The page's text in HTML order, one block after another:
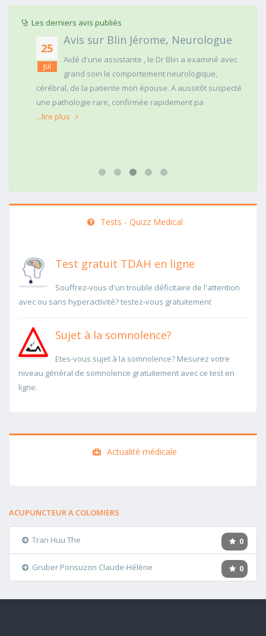
Les derniers avis publiés
25
Jul
Avis sur Blin Jérome, Neurologue
Aidé d'une assistante , le Dr Blin a examiné avec
grand soin le comportement neurologique,
cérébral, de la patiente mon épouse. A aussitôt suspecté
une pathologie rare, confirmée rapidement pa
...lire plus
Tests - Quizz Medical
Test gratuit TDAH en ligne
Souffrez-vous d'un trouble déficitaire de l'attention
avec ou sans hyperactivité? testez-vous gratuitement
Sujet à la somnolence?
Etes-vous sujet à la somnolence? Mesurez votre
niveau général de somnolence gratuitement avec ce test en
ligne.
Actualité médicale
ACUPUNCTEUR A COLOMIERS
0
Tran Huu The
0
Gruber Ponsuzon Claude-Hélène